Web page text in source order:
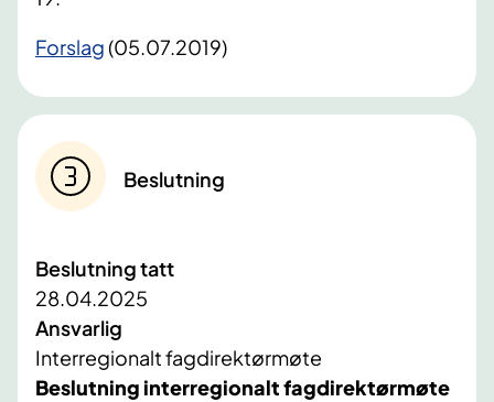
​Forslag(05.07.2019)
Beslutning
Beslutning tatt
28.04.2025
Ansvarlig
Interregionalt fagdirektørmøte
Beslutning interregionalt fagdirektørmøte